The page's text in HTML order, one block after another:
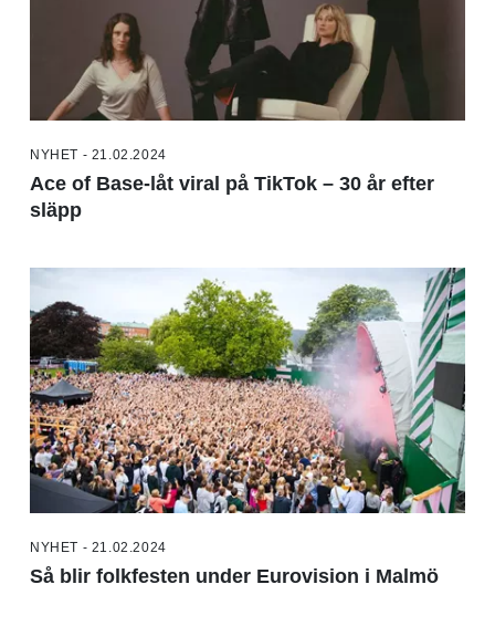
NYHET - 21.02.2024
Ace of Base-låt viral på TikTok – 30 år efter
släpp
NYHET - 21.02.2024
Så blir folkfesten under Eurovision i Malmö